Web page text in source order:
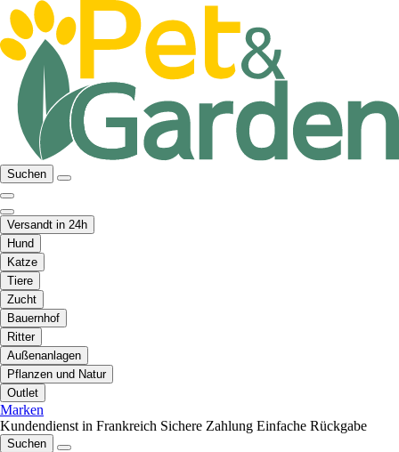
Suchen
Versandt in 24h
Hund
Katze
Tiere
Zucht
Bauernhof
Ritter
Außenanlagen
Pflanzen und Natur
Outlet
Marken
Kundendienst in Frankreich Sichere Zahlung Einfache Rückgabe
Suchen